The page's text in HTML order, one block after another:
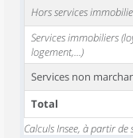
Hors services
Services immobiliers
logement,...)
Services non
Total
Calculs Insee, à partir de